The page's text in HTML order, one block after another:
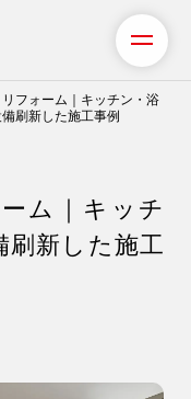
フォーム｜キッチン・浴
刷新した施工事例
ム｜キッチ
刷新した施工